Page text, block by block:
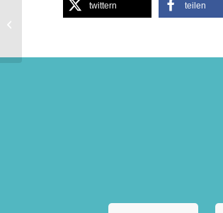
twittern teilen
Farbenfrohe